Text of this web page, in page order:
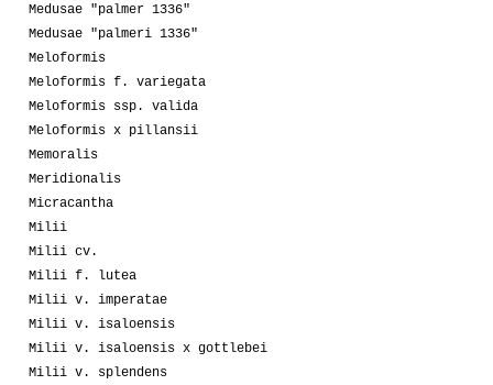
Medusae "palmer 1336"
Medusae "palmeri 1336"
Meloformis
Meloformis f. variegata
Meloformis ssp. valida
Meloformis x pillansii
Memoralis
Meridionalis
Micracantha
Milii
Milii cv.
Milii f. lutea
Milii v. imperatae
Milii v. isaloensis
Milii v. isaloensis x gottlebei
Milii v. splendens